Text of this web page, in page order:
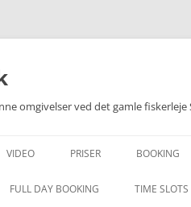
omgivelser ved det gamle fiskerleje
– DANSK
VIDEO
VIDEO – HUSET
PRISER BOOKING
FULL DAY BOOKING TIME